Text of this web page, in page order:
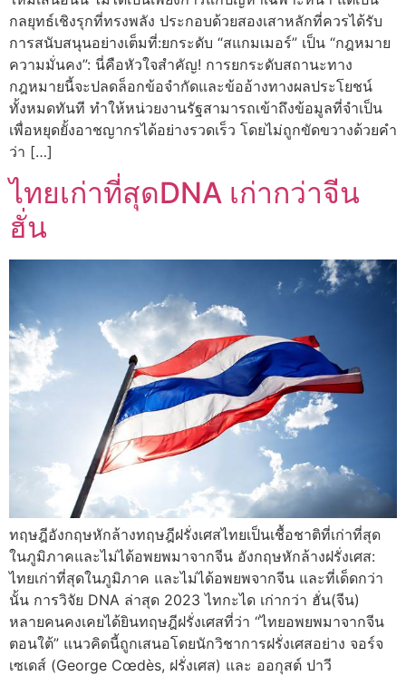
กลยุทธ์เชิงรุกที่ทรงพลัง ประกอบด้วยสองเสาหลักที่ควรได้รับ
การสนับสนุนอย่างเต็มที่:ยกระดับ “สแกมเมอร์” เป็น “กฎหมาย
ความมั่นคง”: นี่คือหัวใจสำคัญ! การยกระดับสถานะทาง
กฎหมายนี้จะปลดล็อกข้อจำกัดและข้ออ้างทางผลประโยชน์
ทั้งหมดทันที ทำให้หน่วยงานรัฐสามารถเข้าถึงข้อมูลที่จำเป็น
เพื่อหยุดยั้งอาชญากรได้อย่างรวดเร็ว โดยไม่ถูกขัดขวางด้วยคำ
ว่า […]
ไทยเก่าที่สุดDNA เก่ากว่าจีน
ฮั่น
ทฤษฎีอังกฤษหักล้างทฤษฎีฝรั่งเศสไทยเป็นเชื้อชาติที่เก่าที่สุด
ในภูมิภาคและไม่ได้อพยพมาจากจีน อังกฤษหักล้างฝรั่งเศส:
ไทยเก่าที่สุดในภูมิภาค และไม่ได้อพยพจากจีน และที่เด็ดกว่า
นั้น การวิจัย DNA ล่าสุด 2023 ไทกะได เก่ากว่า ฮั่น(จีน)
หลายคนคงเคยได้ยินทฤษฎีฝรั่งเศสที่ว่า “ไทยอพยพมาจากจีน
ตอนใต้” แนวคิดนี้ถูกเสนอโดยนักวิชาการฝรั่งเศสอย่าง จอร์จ
เซเดส์ (George Cœdès, ฝรั่งเศส) และ ออกุสต์ ปาวี